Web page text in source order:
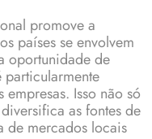
promove a
países se envolvem
oportunidade de
Isso não só
as fontes de
de mercados locais